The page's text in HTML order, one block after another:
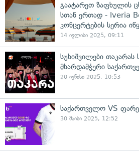
გაატარეთ ზაფხულის
სთან ერთად - Iveria
კონცერტების სერია
14 ივლისი 2025, 09:11
სუხიშვილები თაკარას
მხარდამჭერი
20 ივნისი 2025, 10:53
საქართველო VS
30 მაისი 2025, 12:52